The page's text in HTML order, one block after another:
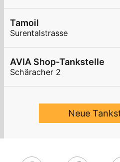
Tamoil
Surentalstrasse
AVIA Shop-Tankstelle
Schäracher 2
Neue